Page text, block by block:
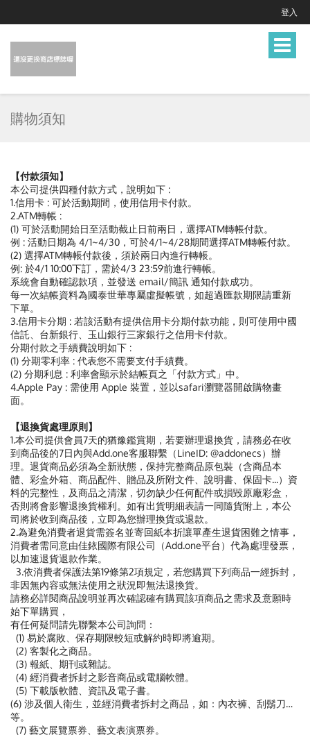
登入
Toggle
購物須知
【付款須知】
本公司提供四種付款方式，說明如下 :
1.信用卡 : 可於活動期間，使用信用卡付款。
2.ATM轉帳 :
(1) 可於活動開始日至活動截止日前兩日，選擇ATM轉帳付款。
例 : 活動日期為 4/1~4/30，可於4/1~4/28期間選擇ATM轉帳付款。
(2) 選擇ATM轉帳付款後，須於兩日內進行轉帳。
例: 於4/1 10:00下訂，需於4/3 23:59前進行轉帳。
系統會自動確認款項，並發送 email/簡訊 通知付款成功。
每一次結帳資料為國泰世華專屬虛擬帳號，如超過匯款期限請重新
下單。
3.信用卡分期 : 若該活動有提供信用卡分期付款功能，則可使用中國
信託、台新銀行、玉山銀行三家銀行之信用卡付款。
分期付款之手續費說明如下 :
(1) 分期零利率 : 代表您不需要支付手績費。
(2) 分期利息 : 利率會顯示於結帳頁之「付款方式」中。
4.Apple Pay : 需使用 Apple 裝置，並以safari瀏覽器開啟購物畫
面。
【退換貨處理原則】
1.本公司提供會員7天的猶豫鑑賞期，若要辦理退換貨，請務必在收
到商品後的7日內與Add.one客服聯繫（LineID: @addonecs）辦
理。退貨商品必須為全新狀態，保持完整商品原包裝（含商品本
體、彩盒外箱、商品配件、贈品及所附文件、說明書、保固卡...）資
料的完整性，及商品之清潔，切勿缺少任何配件或損毀原廠彩盒，
否則將會影響退換貨權利。如有出貨明細表請一同隨貨附上，本公
司將於收到商品後，立即為您辦理換貨或退款。
2.為避免消費者退貨需簽名並寄回紙本折讓單產生退貨困難之情事，
消費者需同意由佳銥國際有限公司（Add.one平台）代為處理發票，
以加速退貨退款作業。
3.依消費者保護法第19條第2項規定，若您購買下列商品一經拆封，
非因無內容或無法使用之狀況即無法退換貨。
請務必詳閱商品說明並再次確認確有購買該項商品之需求及意願時
始下單購買，
有任何疑問請先聯繫本公司詢問：
(1) 易於腐敗、保存期限較短或解約時即將逾期。
(2) 客製化之商品。
(3) 報紙、期刊或雜誌。
(4) 經消費者拆封之影音商品或電腦軟體。
(5) 下載版軟體、資訊及電子書。
(6) 涉及個人衛生，並經消費者拆封之商品，如：內衣褲、刮鬍刀…
等。
(7) 藝文展覽票券、藝文表演票券。